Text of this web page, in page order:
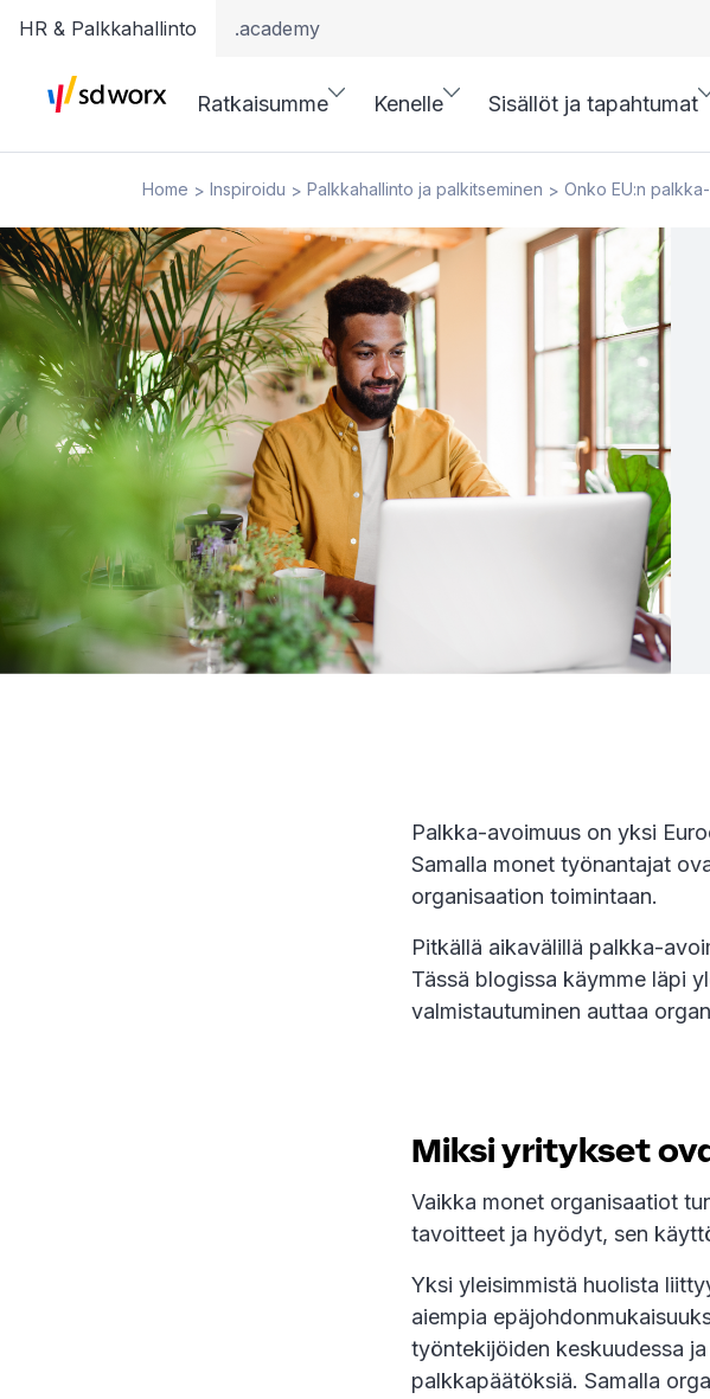
HR & Palkkahallinto .academy
Ratkaisumme Kenelle Sisällöt ja tapahtumat
Home > Inspiroidu > Palkkahallinto ja palkitseminen > Onko EU:n
Palkka-avoimuus on yksi
Samalla monet työnantajat
organisaation toimintaan.
Pitkällä aikavälillä palkka-
Tässä blogissa käymme läpi
valmistautuminen auttaa
Miksi yritykset
Vaikka monet organisaatiot
tavoitteet ja hyödyt, sen
Yksi yleisimmistä huolista
aiempia
työntekijöiden keskuudessa
palkkapäätöksiä. Samalla